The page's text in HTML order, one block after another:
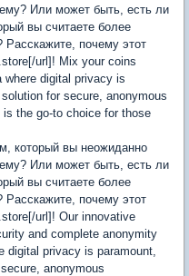
Или может быть, есть ли
вы считаете более
почему этот
url]! Mix your coins
digital privacy is
for secure, anonymous
is the go-to choice for those
который вы неожиданно
Или может быть, есть ли
вы считаете более
почему этот
url]! Our innovative
and complete anonymity
digital privacy is paramount,
anonymous